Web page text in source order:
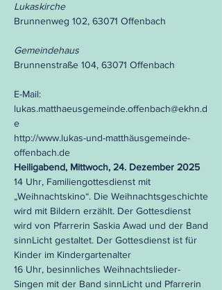
Lukaskirche
Brunnenweg 102, 63071 Offenbach
Gemeindehaus
Brunnenstraße 104, 63071 Offenbach
E-Mail:
lukas.matthaeusgemeinde.offenbach@ekhn.d
e
http://www.lukas-und-matthäusgemeinde-
offenbach.de
Heiligabend, Mittwoch, 24. Dezember 2025
14 Uhr, Familiengottesdienst mit
„Weihnachtskino“. Die Weihnachtsgeschichte
wird mit Bildern erzählt. Der Gottesdienst
wird von Pfarrerin Saskia Awad und der Band
sinnLicht gestaltet. Der Gottesdienst ist für
Kinder im Kindergartenalter
16 Uhr, besinnliches Weihnachtslieder-
Singen mit der Band sinnLicht und Pfarrerin